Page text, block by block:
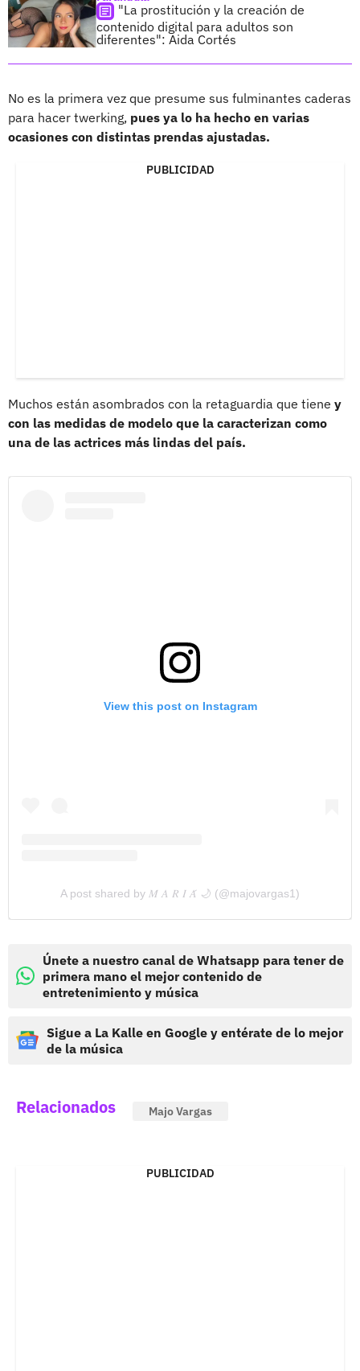
"La prostitución y la creación de
contenido digital para adultos son
diferentes": Aida Cortés
No es la primera vez que presume sus fulminantes caderas
para hacer twerking, pues ya lo ha hecho en varias
ocasiones con distintas prendas ajustadas.
PUBLICIDAD
Muchos están asombrados con la retaguardia que tiene y
con las medidas de modelo que la caracterizan como
una de las actrices más lindas del país.
View this post on Instagram
A post shared by 𝑀 𝐴 𝑅 𝐼 𝐴́ 🌙 (@majovargas1)
Únete a nuestro canal de Whatsapp para tener de
primera mano el mejor contenido de
entretenimiento y música
Sigue a La Kalle en Google y entérate de lo mejor
de la música
Relacionados Majo Vargas
PUBLICIDAD